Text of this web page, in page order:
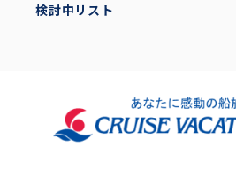
検討中リスト